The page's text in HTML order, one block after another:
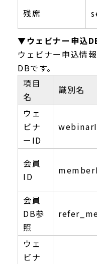
残席
▼ウェビナー申込
ウェビナー申込情
DBです。
項目
名
識別名
ウェ
ビナ
ーID
会員
ID
会員
DB参
照
ウェ
ビナ